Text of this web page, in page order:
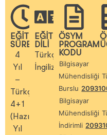
EĞITIM
SÜRESI
4
Yıl
–
Türkçe
4+1
(Hazırlık)
Yıl
EĞITIM
DILI
Türkçe
İngilizce
ÖSYM
PROGRAM
KODU
Bilgisayar
Mühendisliği
Burslu
Bilgisayar
Mühendisliği
İndirimli